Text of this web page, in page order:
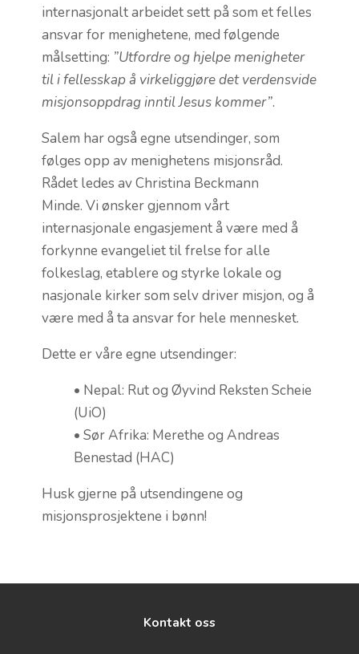
internasjonalt arbeidet sett på som et felles
ansvar for menighetene, med følgende
målsetting: ”Utfordre og hjelpe menigheter
til i fellesskap å virkeliggjøre det verdensvide
misjonsoppdrag inntil Jesus kommer”.
Salem har også egne utsendinger, som
følges opp av menighetens misjonsråd.
Rådet ledes av Christina Beckmann
Minde. Vi ønsker gjennom vårt
internasjonale engasjement å være med å
forkynne evangeliet til frelse for alle
folkeslag, etablere og styrke lokale og
nasjonale kirker som selv driver misjon, og å
være med å ta ansvar for hele mennesket.
Dette er våre egne utsendinger:
• Nepal: Rut og Øyvind Reksten Scheie
(UiO)
• Sør Afrika: Merethe og Andreas
Benestad (HAC)
Husk gjerne på utsendingene og
misjonsprosjektene i bønn!
Kontakt oss